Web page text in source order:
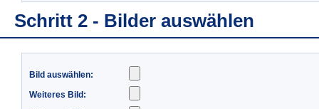
Schritt 2 - Bilder auswählen
Bild auswählen:
Weiteres Bild: